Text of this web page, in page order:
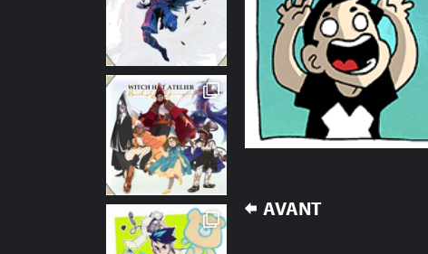
NAVIGATION
AVANT